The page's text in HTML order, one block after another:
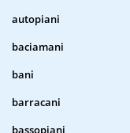
autopiani
baciamani
bani
barracani
bassopiani